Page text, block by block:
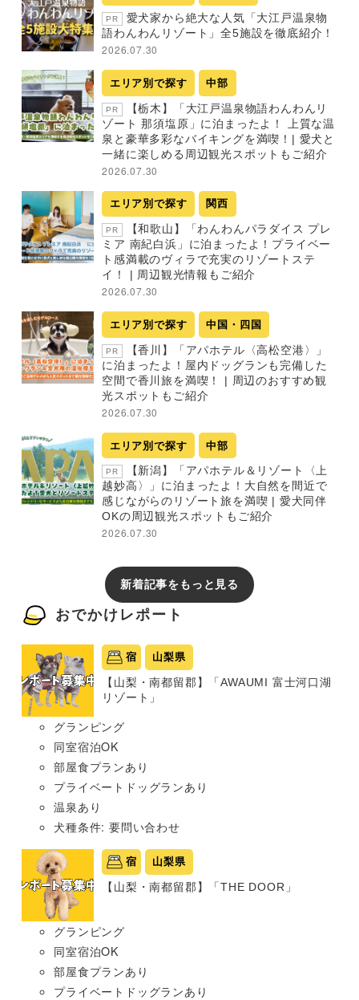
PR
愛犬家から絶大な人気「大江戸温泉物
語わんわんリゾート」全5施設を徹底紹介！
2026.07.30
エリア別で探す 中部
PR
【栃木】「大江戸温泉物語わんわんリ
ゾート 那須塩原」に泊まったよ！ 上質な温
泉と豪華多彩なバイキングを満喫！| 愛犬と
一緒に楽しめる周辺観光スポットもご紹介
2026.07.30
エリア別で探す 関西
PR
【和歌山】「わんわんパラダイス プレ
ミア 南紀白浜」に泊まったよ！プライベー
ト感満載のヴィラで充実のリゾートステ
イ！ | 周辺観光情報もご紹介
2026.07.30
エリア別で探す 中国・四国
PR
【香川】「アパホテル〈高松空港〉」
に泊まったよ！屋内ドッグランも完備した
空間で香川旅を満喫！ | 周辺のおすすめ観
光スポットもご紹介
2026.07.30
エリア別で探す 中部
PR
【新潟】「アパホテル＆リゾート〈上
越妙高〉」に泊まったよ！大自然を間近で
感じながらのリゾート旅を満喫 | 愛犬同伴
OKの周辺観光スポットもご紹介
2026.07.30
新着記事をもっと見る
おでかけレポート
宿 山梨県
【山梨・南都留郡】「AWAUMI 富士河口湖
リゾート」
グランピング
同室宿泊OK
部屋食プランあり
プライベートドッグランあり
温泉あり
犬種条件: 要問い合わせ
宿 山梨県
【山梨・南都留郡】「THE DOOR」
グランピング
同室宿泊OK
部屋食プランあり
プライベートドッグランあり